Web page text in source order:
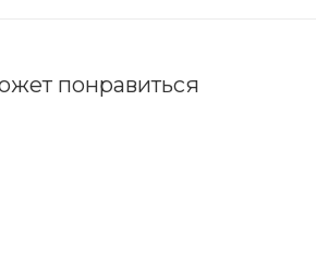
понравиться